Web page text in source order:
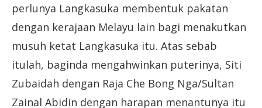
perlunya Langkasuka membentuk pakatan
dengan kerajaan Melayu lain bagi menakutkan
musuh ketat Langkasuka itu. Atas sebab
itulah, baginda mengahwinkan puterinya, Siti
Zubaidah dengan Raja Che Bong Nga/Sultan
Zainal Abidin dengan harapan menantunya itu